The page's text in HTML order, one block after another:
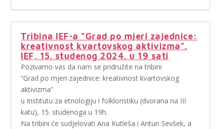
Tribina IEF-a “Grad po mjeri zajednice:
kreativnost kvartovskog aktivizma”.
IEF, 15. studenog 2024. u 19 sati
Pozivamo vas da nam se pridružite na tribini
“Grad po mjeri zajednice: kreativnost kvartovskog
aktivizma”
u Institutu za etnologiju i folkloristiku (dvorana na III
katu), 15. studenoga u 19h.
Na tribini će sudjelovati Ana Kutleša i Antun Sevšek, a